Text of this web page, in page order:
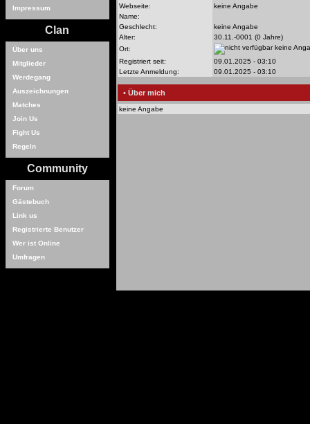
Impressum
Clan
Über uns
Mitglieder
Werdegang
Auszeichnungen
Matches
Join Us
Fight Us
Regeln
Community
Forum
Gästebuch
Link us
Registrierte Benutzer
Wer ist Online
Umfragen
Webseite:
keine Angabe
Name:
Geschlecht:
keine Angabe
Alter:
30.11.-0001 (0 Jahre)
Ort:
keine
Registriert seit:
09.01.2025 - 03:10
Letzte Anmeldung:
09.01.2025 - 03:10
• Über mich
keine Angabe